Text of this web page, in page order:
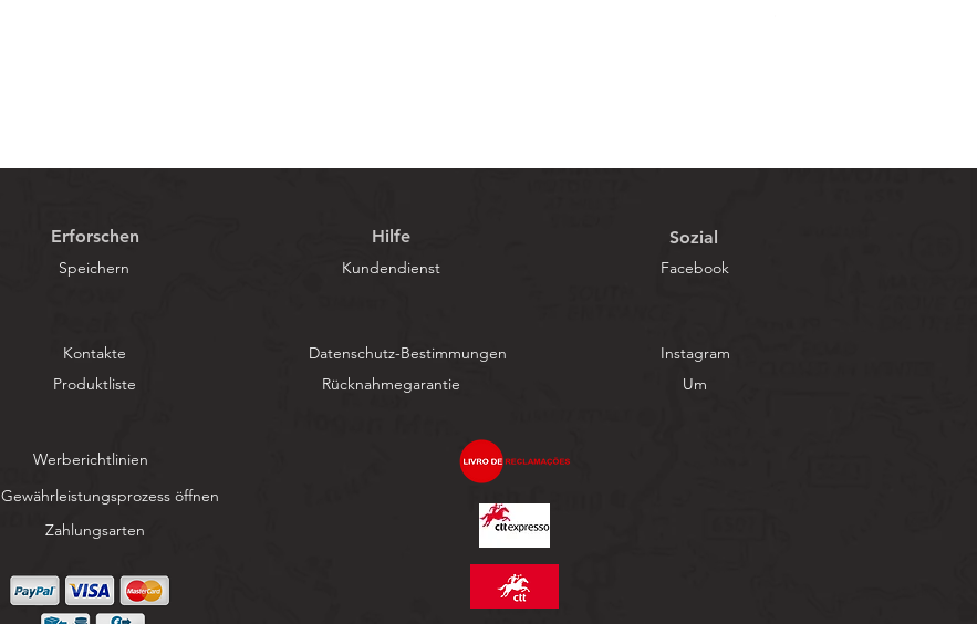
Erforschen
Speichern
Kontakte
Produktliste
Werberichtlinien
Gewährleistungsprozess öffnen
Zahlungsarten
Hilfe
Kundendienst
Datenschutz-Bestimmungen
Rücknahmegarantie
Sozial
Facebook
Instagram
Um